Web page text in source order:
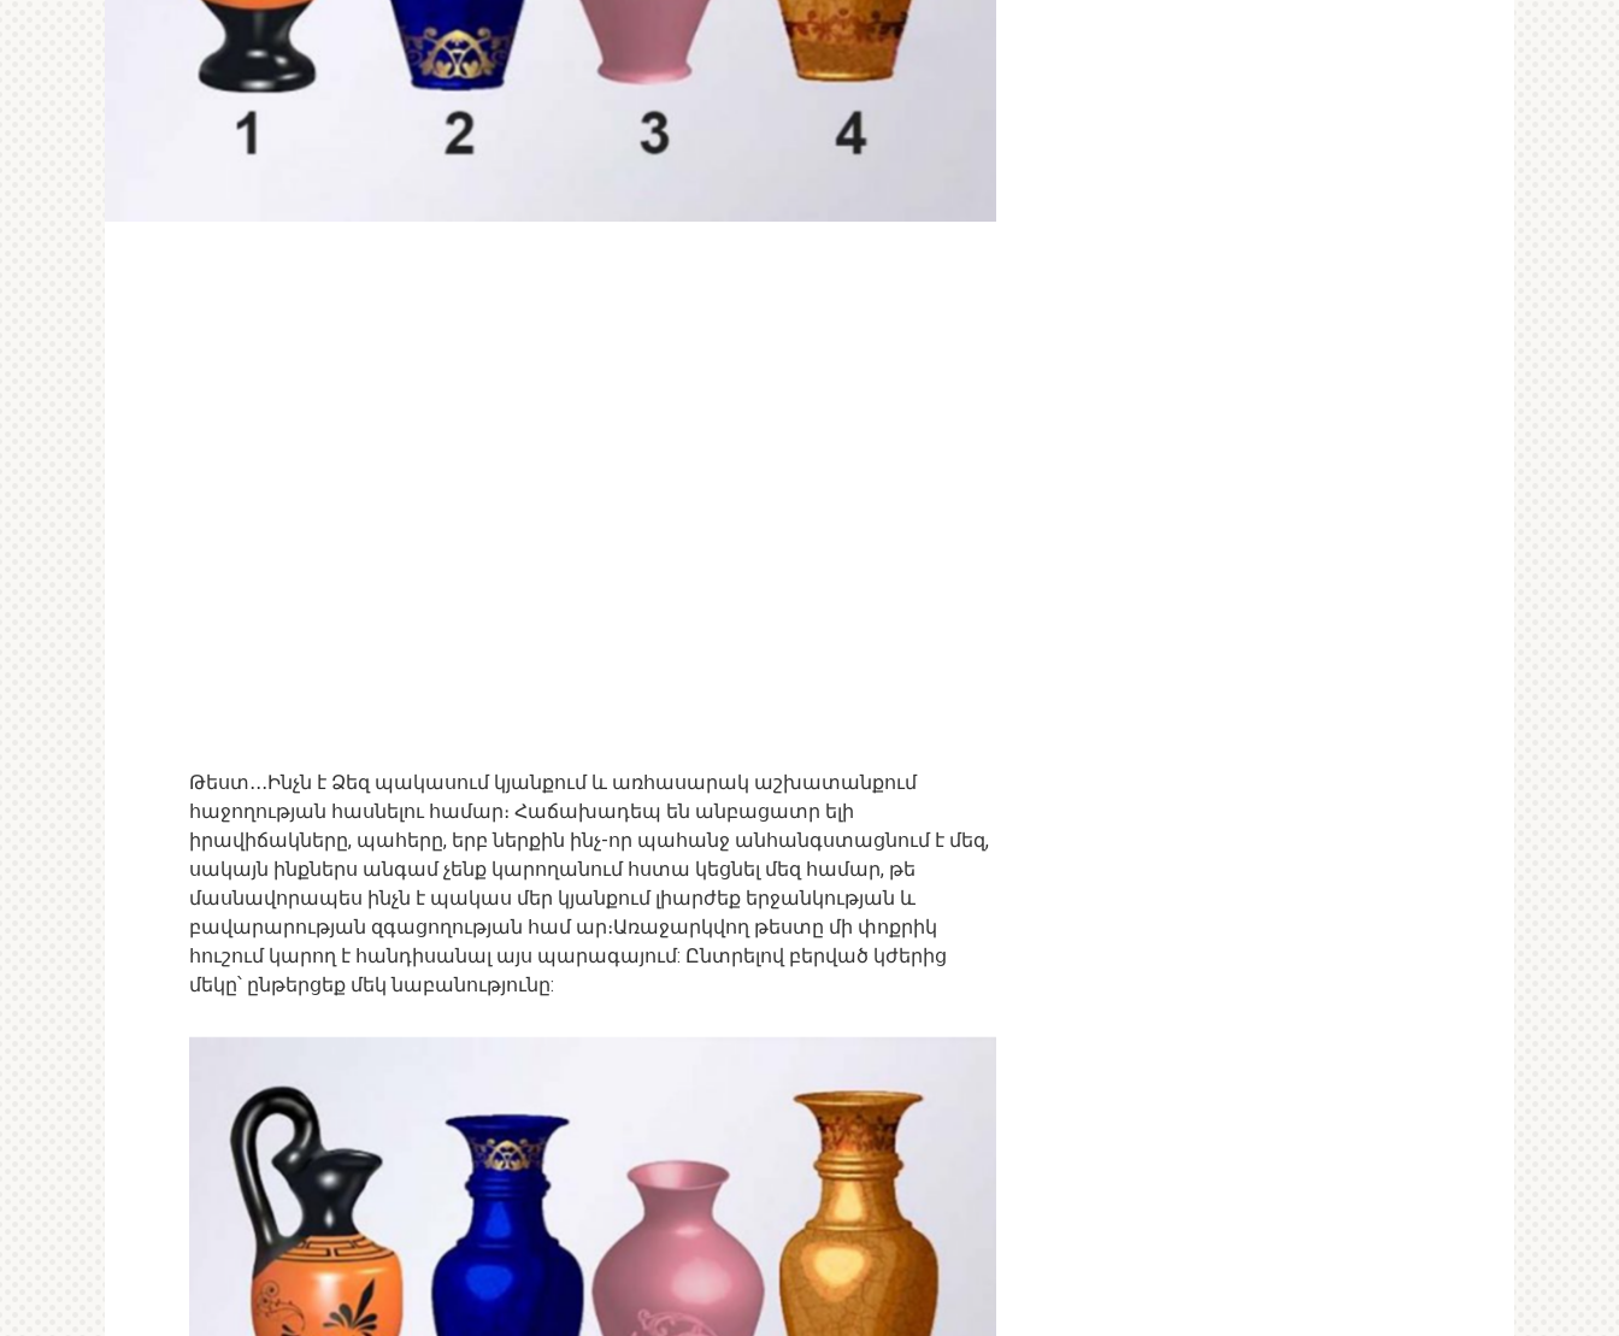
Թեստ․․․Ինչն է Ձեզ պակասում կյանքում և առհասարակ աշխատանքում
հաջողության հասնելու համար։ Հաճախադեպ են անբացատր ելի
իրավիճակները, պահերը, երբ ներքին ինչ-որ պահանջ անհանգստացնում է մեզ,
սակայն ինքներս անգամ չենք կարողանում հստա կեցնել մեզ համար, թե
մասնավորապես ինչն է պակաս մեր կյանքում լիարժեք երջանկության և
բավարարության զգացողության համ ար։Առաջարկվող թեստը մի փոքրիկ
հուշում կարող է հանդիսանալ այս պարագայում: Ընտրելով բերված կժերից
մեկը՝ ընթերցեք մեկ նաբանությունը: